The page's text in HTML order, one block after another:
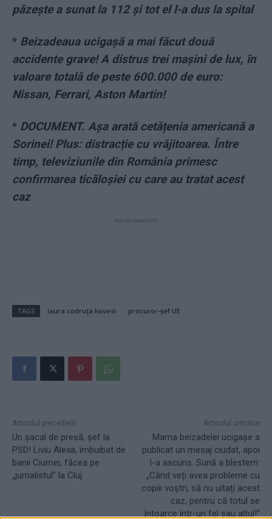
păzește a sunat la 112 și tot el l-a dus la spital
* Beizadeaua ucigașă a mai făcut două
accidente grave! A distrus trei mașini de lux, în
valoare totală de peste 600.000 de euro:
Nissan, Ferrari, Aston Martin!
* DOCUMENT. Așa arată cetățenia americană a
Sorinei! Plus: distracție cu vrăjitoarea. Între
timp, televiziunile din România primesc
confirmarea ticăloșiei cu care au tratat acest
caz
- Advertisement -
TAGS laura codruța kovesi procuror-șef UE
Articolul precedent
Un şacal de presă, şef la
PSD! Liviu Alexa, îmbuibat de
banii Ciumei, făcea pe
„jurnalistul” la Cluj
Articolul următor
Mama beizadelei ucigașe a
publicat un mesaj ciudat, apoi
l-a ascuns. Sună a blestem:
„Când veți avea probleme cu
copiii voștri, să nu uitați acest
caz, pentru că totul se
întoarce într-un fel sau altul!”